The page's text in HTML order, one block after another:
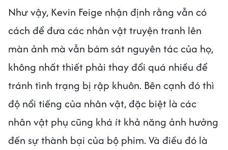
Như vậy, Kevin Feige nhận định rằng vẫn có
cách để đưa các nhân vật truyện tranh lên
màn ảnh mà vẫn bám sát nguyên tác của họ,
không nhất thiết phải thay đổi quá nhiều để
tránh tình trạng bị rập khuôn. Bên cạnh đó thì
độ nổi tiếng của nhân vật, đặc biệt là các
nhân vật phụ cũng khá ít khả năng ảnh hưởng
đến sự thành bại của bộ phim. Và điều đó là